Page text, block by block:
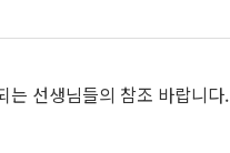
는 선생님들의 참조 바랍니다.